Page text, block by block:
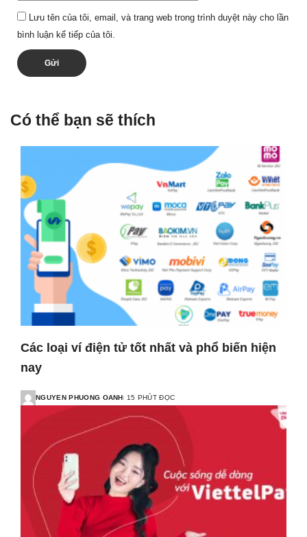
Lưu tên của tôi, email, và trang web trong trình duyệt này cho lần
bình luận kế tiếp của tôi.
Có thể bạn sẽ thích
Các loại ví điện tử tốt nhất và phổ biến hiện
nay
POSTED
NGUYEN PHUONG OANH 15 PHÚT ĐỌC